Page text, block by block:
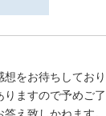
をお待ちしてお
ますので予めご了